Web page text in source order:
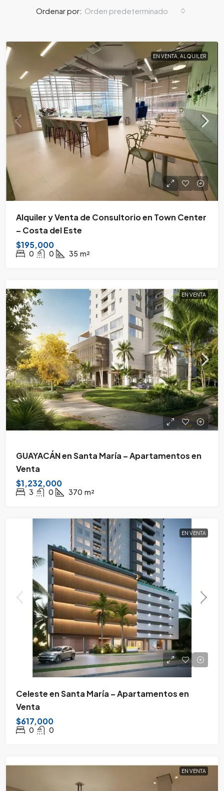
Ordenar por: Orden predeterminado
EN VENTA, ALQUILER
Alquiler y Venta de Consultorio en Town Center
– Costa del Este
$195,000
0 0 35 m²
EN VENTA
GUAYACÁN en Santa María – Apartamentos en
Venta
$1,232,000
3 0 370 m²
EN VENTA
Celeste en Santa María – Apartamentos en
Venta
$617,000
0 0
EN VENTA